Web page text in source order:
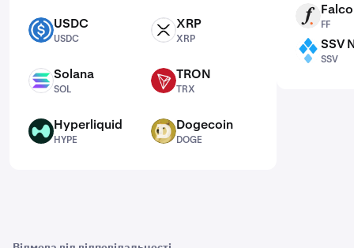
USDC USDC
USDC
XRP XRP
XRP
SOL Solana
SOL
TRX TRON
TRX
HYPE Hyperliquid
HYPE
DOGE Dogecoin
DOGE
FF
FF
SSV SSV
SSV